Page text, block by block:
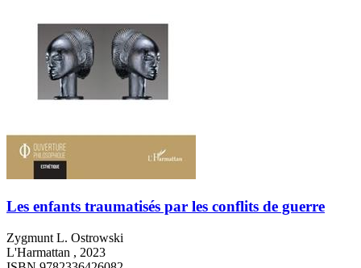
Les enfants traumatisés par les conflits de guerre
Zygmunt L. Ostrowski
L'Harmattan , 2023